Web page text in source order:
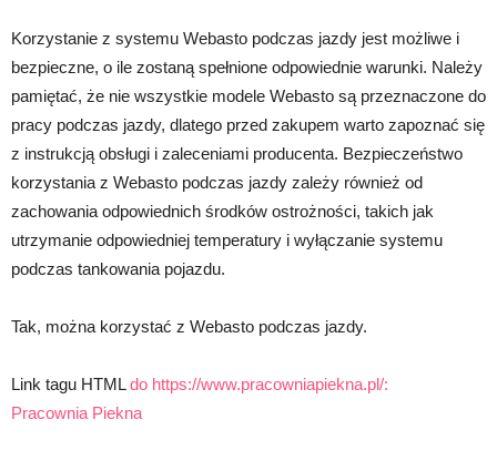
Korzystanie z systemu Webasto podczas jazdy jest możliwe i
bezpieczne, o ile zostaną spełnione odpowiednie warunki. Należy
pamiętać, że nie wszystkie modele Webasto są przeznaczone do
pracy podczas jazdy, dlatego przed zakupem warto zapoznać się
z instrukcją obsługi i zaleceniami producenta. Bezpieczeństwo
korzystania z Webasto podczas jazdy zależy również od
zachowania odpowiednich środków ostrożności, takich jak
utrzymanie odpowiedniej temperatury i wyłączanie systemu
podczas tankowania pojazdu.
Tak, można korzystać z Webasto podczas jazdy.
Link tagu HTMLdo https://www.pracowniapiekna.pl/:
Pracownia Piekna